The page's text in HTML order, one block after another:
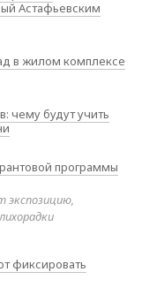
Астафьевским
в жилом комплексе
чему будут учить
программы
экспозицию,
фиксировать